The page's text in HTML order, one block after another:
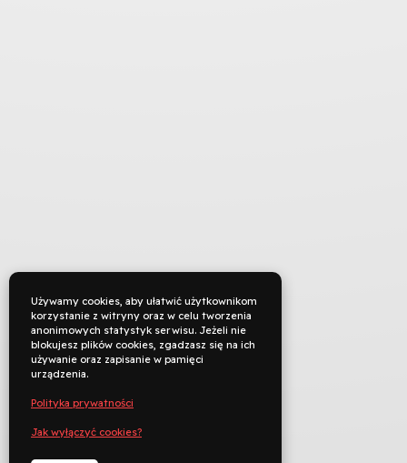
Używamy cookies, aby ułatwić użytkownikom
korzystanie z witryny oraz w celu tworzenia
anonimowych statystyk serwisu. Jeżeli nie
blokujesz plików cookies, zgadzasz się na ich
używanie oraz zapisanie w pamięci
urządzenia.
Polityka prywatności
Jak wyłączyć cookies?